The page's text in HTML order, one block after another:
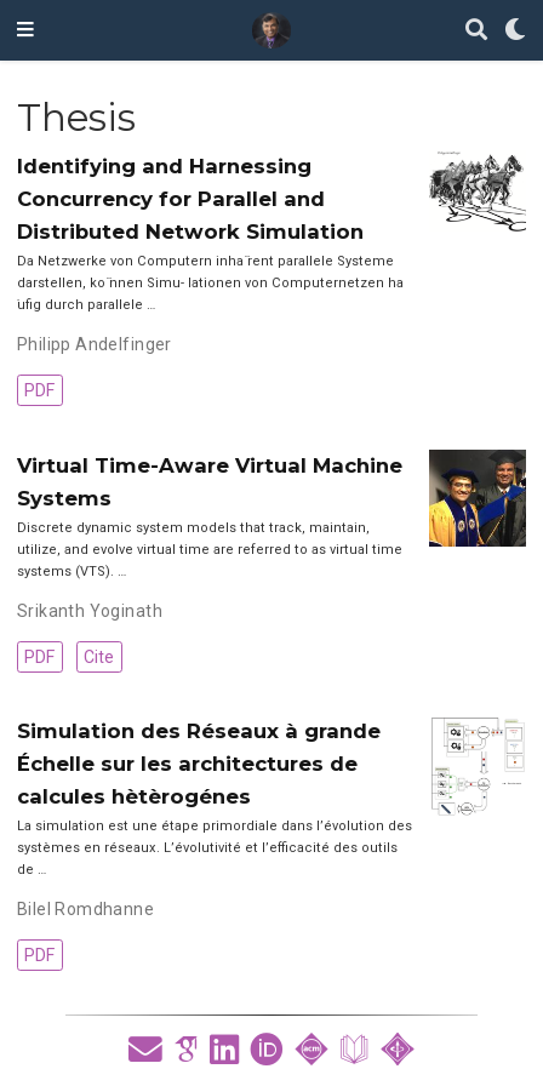
Thesis
Identifying and Harnessing
Concurrency for Parallel and
Distributed Network Simulation
Da Netzwerke von Computern inha ̈rent parallele Systeme
darstellen, ko ̈nnen Simu- lationen von Computernetzen ha
̈ufig durch parallele …
Philipp Andelfinger
PDF
Virtual Time-Aware Virtual Machine
Systems
Discrete dynamic system models that track, maintain,
utilize, and evolve virtual time are referred to as virtual time
systems (VTS). …
Srikanth Yoginath
PDF Cite
Simulation des Réseaux à grande
Échelle sur les architectures de
calcules hètèrogénes
La simulation est une étape primordiale dans l’évolution des
systèmes en réseaux. L’évolutivité et l’efficacité des outils
de …
Bilel Romdhanne
PDF